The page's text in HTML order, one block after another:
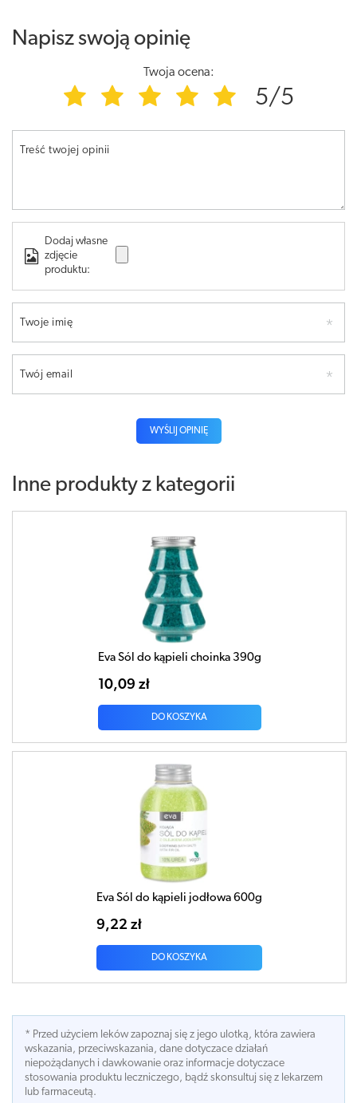
Napisz swoją opinię
Twoja ocena:
5/5
Treść twojej opinii
Dodaj własne
zdjęcie
produktu:
Twoje imię
Twój email
WYŚLIJ OPINIĘ
Inne produkty z kategorii
Eva Sól do kąpieli choinka 390g
10,09 zł
DO KOSZYKA
Eva Sól do kąpieli jodłowa 600g
9,22 zł
DO KOSZYKA
* Przed użyciem leków zapoznaj się z jego ulotką, która zawiera
wskazania, przeciwskazania, dane dotyczace działań
niepożądanych i dawkowanie oraz informacje dotyczace
stosowania produktu leczniczego, bądź skonsultuj się z lekarzem
lub farmaceutą.